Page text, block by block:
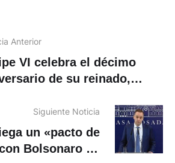
Anterior
VI celebra el décimo
de su reinado,
Siguiente Noticia
un «pacto de
Bolsonaro en